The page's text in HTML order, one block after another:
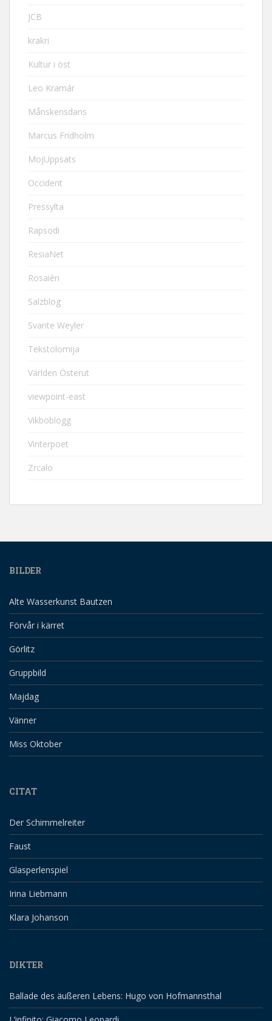
JCB
krakri
Kultur i öst
Leo Kramár
Månskensdans
Marcus Fridholm
MojUppsats
Occident
Pressylta
Rapsodi
ResiaNet
Rosaièn
Salzblog
Svante Weyler
Tekstolomija
Världen Österut
viewpoint-east
Vikboblogg
Vinterpoet
Zrcalo
BILDER
Alte Wasserkunst Bautzen
Förvår i kärret
Görlitz
Gruppbild
Majdag
Vänner
Miss Oktober
CITAT
Der Schimmelreiter
Faust
Glasperlenspiel
Irina Liebmann
Klara Johanson
DIKTER
Ballade des äußeren Lebens: Hugo von Hofmannsthal